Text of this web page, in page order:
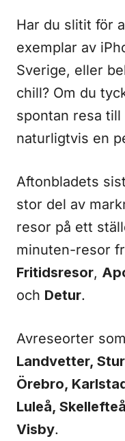
Har du slitit för
exemplar av
Sverige, eller
chill? Om du
spontan resa
naturligtvis en
Aftonbladets
stor del av
resor på ett
minuten-resor
Fritidsresor,
och Detur.
Avreseorter
Landvetter,
Örebro,
Luleå,
Visby.